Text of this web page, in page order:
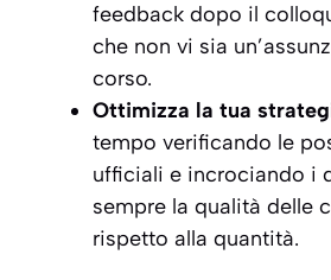
feedback dopo il
che non vi sia
corso.
Ottimizza la tua
tempo verificando le
ufficiali e incrociando i
sempre la qualità delle
rispetto alla quantità.